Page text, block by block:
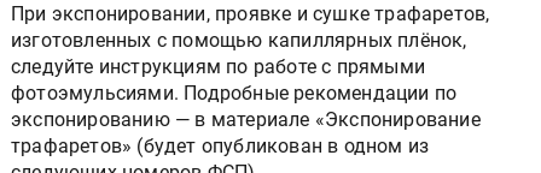
При экспонировании, проявке и сушке трафаретов,
изготовленных с помощью капиллярных плёнок,
следуйте инструкциям по работе с прямыми
фотоэмульсиями. Подробные рекомендации по
экспонированию — в материале «Экспонирование
трафаретов» (будет опубликован в одном из